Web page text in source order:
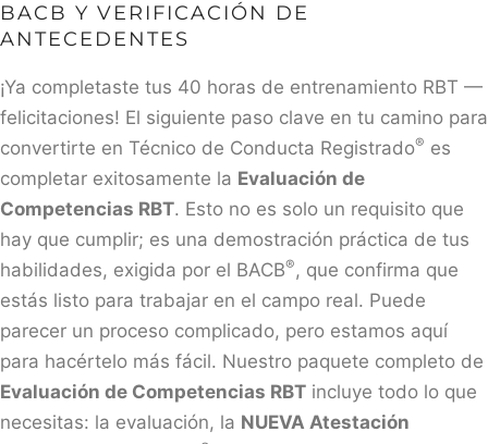
BACB Y VERIFICACIÓN DE
ANTECEDENTES
¡Ya completaste tus 40 horas de entrenamiento RBT —
felicitaciones! El siguiente paso clave en tu camino para
convertirte en Técnico de Conducta Registrado® es
completar exitosamente la Evaluación de
Competencias RBT. Esto no es solo un requisito que
hay que cumplir; es una demostración práctica de tus
habilidades, exigida por el BACB®, que confirma que
estás listo para trabajar en el campo real. Puede
parecer un proceso complicado, pero estamos aquí
para hacértelo más fácil. Nuestro paquete completo de
Evaluación de Competencias RBT incluye todo lo que
necesitas: la evaluación, la NUEVA Atestación